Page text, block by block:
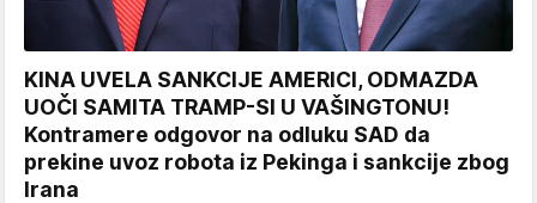
KINA UVELA SANKCIJE AMERICI, ODMAZDA
UOČI SAMITA TRAMP-SI U VAŠINGTONU!
Kontramere odgovor na odluku SAD da
prekine uvoz robota iz Pekinga i sankcije zbog
Irana